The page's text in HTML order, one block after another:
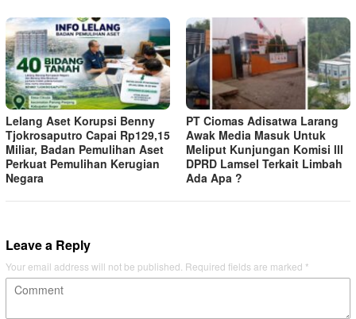
Lelang Aset Korupsi Benny
Tjokrosaputro Capai Rp129,15
Miliar, Badan Pemulihan Aset
Perkuat Pemulihan Kerugian
Negara
PT Ciomas Adisatwa Larang
Awak Media Masuk Untuk
Meliput Kunjungan Komisi lll
DPRD Lamsel Terkait Limbah
Ada Apa ?
Leave a Reply
Your email address will not be published. Required fields are marked *